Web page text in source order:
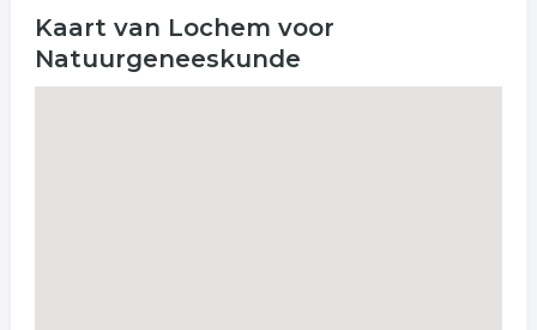
Kaart van Lochem voor
Natuurgeneeskunde